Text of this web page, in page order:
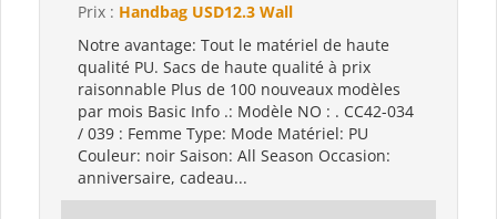
Prix : Handbag USD12.3 Wall
Notre avantage: Tout le matériel de haute
qualité PU. Sacs de haute qualité à prix
raisonnable Plus de 100 nouveaux modèles
par mois Basic Info .: Modèle NO : . CC42-034
/ 039 : Femme Type: Mode Matériel: PU
Couleur: noir Saison: All Season Occasion:
anniversaire, cadeau...